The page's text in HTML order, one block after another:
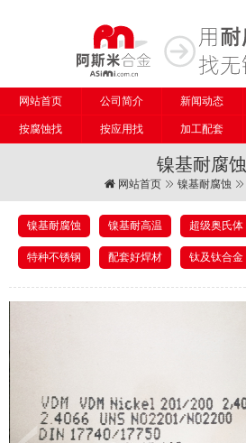
网站首页 公司简介 新闻动态
按腐蚀找 按应用找 加工配套
镍基耐腐蚀
网站首页 镍基耐腐蚀
镍基耐腐蚀 镍基耐高温 超级奥氏体
特种不锈钢 配套好焊材 钛及钛合金